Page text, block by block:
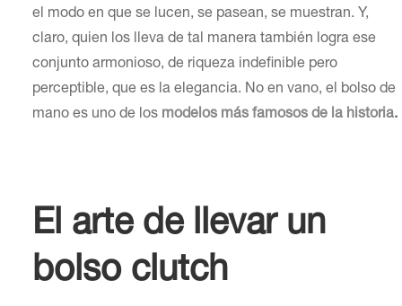
el modo en que se lucen, se pasean, se muestran. Y,
claro, quien los lleva de tal manera también logra ese
conjunto armonioso, de riqueza indefinible pero
perceptible, que es la elegancia. No en vano, el bolso de
mano es uno de los modelos más famosos de la historia.
El arte de llevar un
bolso clutch